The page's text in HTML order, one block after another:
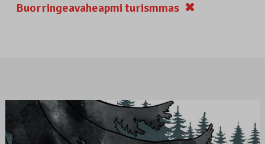
Buorringeavaheapmi turismmas